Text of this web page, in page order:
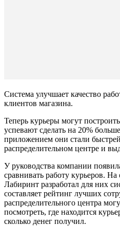
Система улучшает качество
клиентов магазина.
Теперь курьеры могут
успевают сделать на 20%
приложением они стали быстрей
распределительном центре и
У руководства компании
сравнивать работу курьеров.
Лабиринт разработал для них
составляет рейтинг лучших
распределительного центра
посмотреть, где находится
сколько денег получил.